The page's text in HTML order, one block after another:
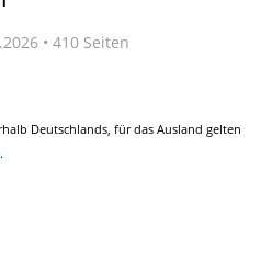
• 410 Seiten
Deutschlands, für das Ausland gelten
.